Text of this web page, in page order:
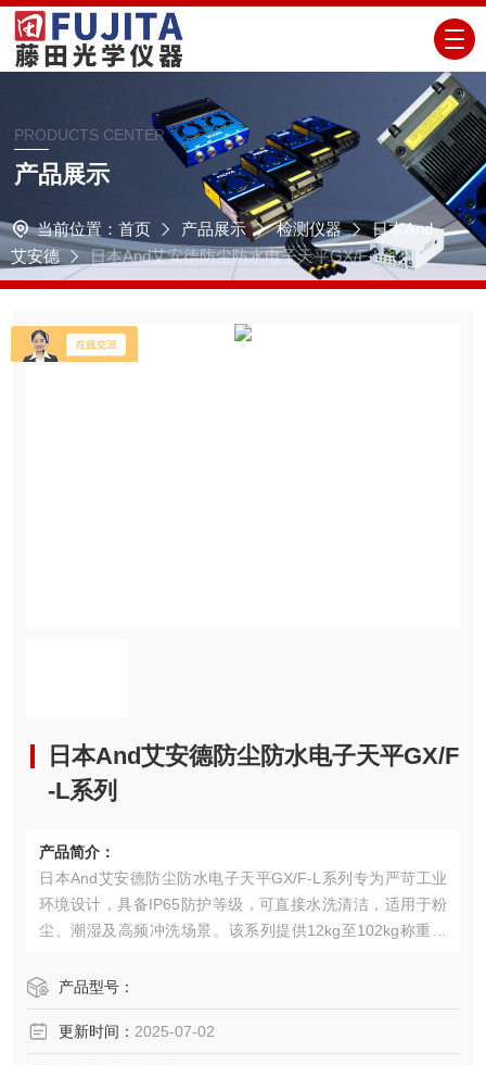
PRODUCTS CENTER
产品展示
当前位置： 首页 产品展示 检测仪器
日本And
艾安德
日本And艾安德防尘防水电子天平GX/F-L系列
日本And艾安德防尘防水电子天平GX/F
-L系列
产品简介：
日本And艾安德防尘防水电子天平GX/F-L系列专为严苛工业
环境设计，具备IP65防护等级，可直接水洗清洁，适用于粉
尘、潮湿及高频冲洗场景。该系列提供12kg至102kg称重范
经济型基础款。采用不锈钢秤盘与摆臂式/分体式结构，集成
制药、食品加工等领域，兼顾高负载需求与长期稳定性。
产品型号：
更新时间： 2025-07-02